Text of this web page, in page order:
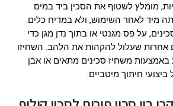
מומלץ לשטוף את הסכין ביד במים
מיד לאחר השימוש, ולא במדיח כלים.
על פס מגנטי או בתוך נדן מגן כדי
אחרות שעלול להקהות את הלהב. השחיזו
באמצעות משחיז סכינים מתאים או אבן
חיתוך מיטביים.